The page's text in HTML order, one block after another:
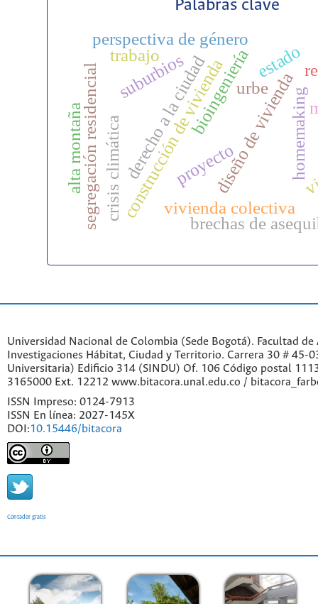
Palabras clave
construcción de viviendadiseño de vivienda
perspectiva de género
homemaking
vivienda colectiva
urbe
proyecto
derecho a la ciudad
crisis climática
brechas de
segregación residencial
estado
suburbiosbioingeniería
alta montaña
trabajo
Universidad Nacional de Colombia (Sede Bogotá). Facultad
Investigaciones Hábitat, Ciudad y Territorio. Carrera 30 # 45-
Universitaria) Edificio 314 (SINDU) Of. 106 Código postal
3165000 Ext. 12212 www.bitacora.unal.edu.co /
ISSN Impreso: 0124-7913
ISSN En línea: 2027-145X
DOI:10.15446/bitacora
Contador gratis